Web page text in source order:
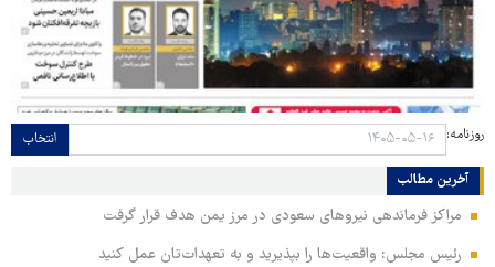
روزنامه: انتخاب
آخرین مطالب
مراکز فرماندهی نیروهای سعودی در مرز یمن هدف قرار گرفت
رئیس مجلس: واقعیت‌ها را بپذیرید و به تعهدات‌تان عمل کنید